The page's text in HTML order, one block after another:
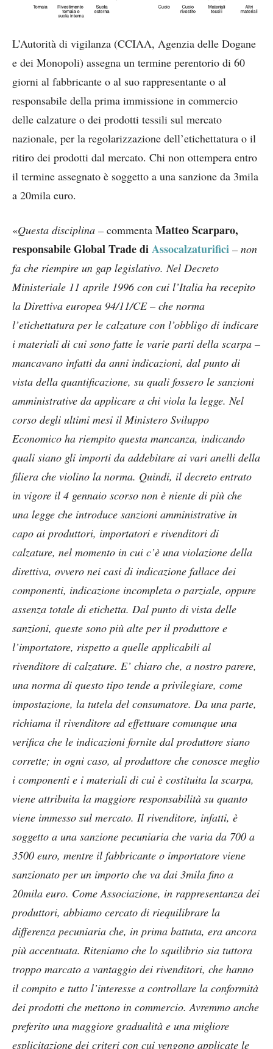
L’Autorità di vigilanza (CCIAA, Agenzia delle Dogane
e dei Monopoli) assegna un termine perentorio di 60
giorni al fabbricante o al suo rappresentante o al
responsabile della prima immissione in commercio
delle calzature o dei prodotti tessili sul mercato
nazionale, per la regolarizzazione dell’etichettatura o il
ritiro dei prodotti dal mercato. Chi non ottempera entro
il termine assegnato è soggetto a una sanzione da 3mila
a 20mila euro.
«Questa disciplina – commenta Matteo Scarparo,
responsabile Global Trade diAssocalzaturifici – non
fa che riempire un gap legislativo. Nel Decreto
Ministeriale 11 aprile 1996 con cui l’Italia ha recepito
la Direttiva europea 94/11/CE – che norma
l’etichettatura per le calzature con l’obbligo di indicare
i materiali di cui sono fatte le varie parti della scarpa –
mancavano infatti da anni indicazioni, dal punto di
vista della quantificazione, su quali fossero le sanzioni
amministrative da applicare a chi viola la legge. Nel
corso degli ultimi mesi il Ministero Sviluppo
Economico ha riempito questa mancanza, indicando
quali siano gli importi da addebitare ai vari anelli della
filiera che violino la norma. Quindi, il decreto entrato
in vigore il 4 gennaio scorso non è niente di più che
una legge che introduce sanzioni amministrative in
capo ai produttori, importatori e rivenditori di
calzature, nel momento in cui c’è una violazione della
direttiva, ovvero nei casi di indicazione fallace dei
componenti, indicazione incompleta o parziale, oppure
assenza totale di etichetta. Dal punto di vista delle
sanzioni, queste sono più alte per il produttore e
l’importatore, rispetto a quelle applicabili al
rivenditore di calzature. E’ chiaro che, a nostro parere,
una norma di questo tipo tende a privilegiare, come
impostazione, la tutela del consumatore. Da una parte,
richiama il rivenditore ad effettuare comunque una
verifica che le indicazioni fornite dal produttore siano
corrette; in ogni caso, al produttore che conosce meglio
i componenti e i materiali di cui è costituita la scarpa,
viene attribuita la maggiore responsabilità su quanto
viene immesso sul mercato. Il rivenditore, infatti, è
soggetto a una sanzione pecuniaria che varia da 700 a
3500 euro, mentre il fabbricante o importatore viene
sanzionato per un importo che va dai 3mila fino a
20mila euro. Come Associazione, in rappresentanza dei
produttori, abbiamo cercato di riequilibrare la
differenza pecuniaria che, in prima battuta, era ancora
più accentuata. Riteniamo che lo squilibrio sia tuttora
troppo marcato a vantaggio dei rivenditori, che hanno
il compito e tutto l’interesse a controllare la conformità
dei prodotti che mettono in commercio. Avremmo anche
preferito una maggiore gradualità e una migliore
esplicitazione dei criteri con cui vengono applicate le